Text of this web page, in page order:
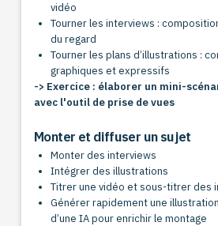
vidéo
Tourner les interviews :
du regard
Tourner les plans d’illustrations :
graphiques et expressifs
-> Exercice : élaborer un mini-
avec l'outil de prise de vues
Monter et diffuser un sujet
Monter des interviews
Intégrer des illustrations
Titrer une vidéo et sous-titrer des
Générer rapidement une
d’une IA pour enrichir le montage